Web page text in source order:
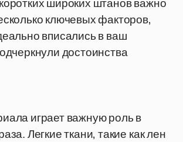
ключевых факторов,
вписались в ваш
достоинства
играет важную роль в
Легкие ткани, такие как лен